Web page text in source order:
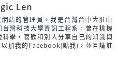
Len
站的管理員。我是台灣台中大肚山
台灣科技大學資訊工程系，曾在桃機
學，喜歡和別人分享自己的知識與
加我的Facebook(點我) ，並且請註